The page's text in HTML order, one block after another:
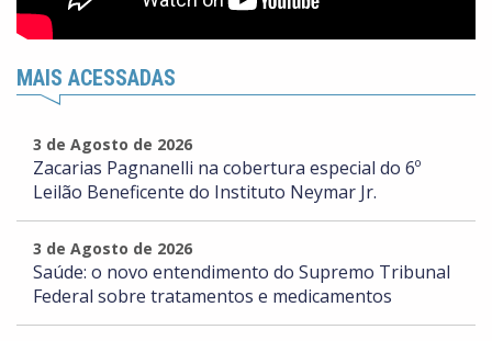
MAIS ACESSADAS
3 de Agosto de 2026
Zacarias Pagnanelli na cobertura especial do 6º
Leilão Beneficente do Instituto Neymar Jr.
3 de Agosto de 2026
Saúde: o novo entendimento do Supremo Tribunal
Federal sobre tratamentos e medicamentos